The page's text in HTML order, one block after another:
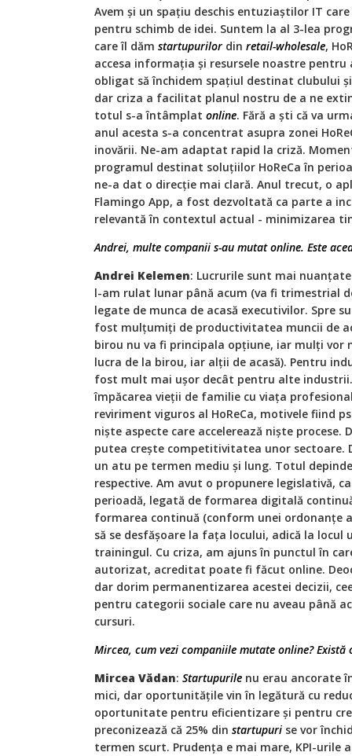
Avem și un spațiu deschis entuziaștilor IT
pentru schimb de idei. Suntem la al 3-lea
care îl dăm startupurilor din retail-wholesale,
accesa informația și resursele noastre pentru
obligat să închidem spațiul destinat clubului
dar criza a facilitat planul nostru de a ne
totul s-a întâmplat online. Fără a ști că va
anul acesta s-a concentrat asupra zonei
inovării. Ne-am adaptat rapid la criză.
programul destinat soluțiilor HoReCa în
ne-a dat o direcție mai clară. Anul trecut, o
Flamingo App, a fost dezvoltată ca parte a
relevantă în contextul actual - minimizarea
Andrei, multe companii s-au mutat online. Este
Andrei Kelemen: Lucrurile sunt mai
l-am rulat lunar până acum (va fi trimestrial
legate de munca de acasă executivilor. Spre
fost mulțumiți de productivitatea muncii de
birou nu va fi principala opțiune, iar mulți vor
lucra de la birou, iar alții de acasă). Pentru
fost mult mai ușor decât pentru alte
împăcarea vieții de familie cu viața
reviriment viguros al HoReCa, motivele fiind
niște aspecte care accelerează niște procese.
putea crește competitivitatea unor sectoare.
un atu pe termen mediu și lung. Totul
respective. Am avut o propunere legislativă,
perioadă, legată de formarea digitală
formarea continuă (conform unei ordonanțe
să se desfășoare la fața locului, adică la
trainingul. Cu criza, am ajuns în punctul în
autorizat, acreditat poate fi făcut online.
dar dorim permanentizarea acestei decizii,
pentru categorii sociale care nu aveau până
cursuri.
Mircea, cum vezi companiile mutate online?
Mircea Vădan: Startupurile nu erau ancorate
mici, dar oportunitățile vin în legătură cu
oportunitate pentru eficientizare și pentru
preconizează că 25% din startupuri se vor
termen scurt. Prudența e mai mare, KPI-urile